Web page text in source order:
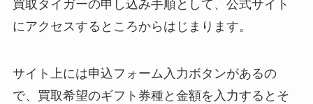
買取タイガーの申し込み手順として、公式サイト
にアクセスするところからはじまります。
サイト上には申込フォーム入力ボタンがあるの
で、買取希望のギフト券種と金額を入力するとそ